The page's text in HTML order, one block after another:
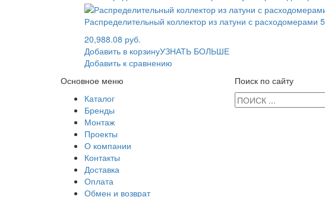
Распределительный коллектор из латуни с расходомерами
20,988.08 руб.
Добавить в корзинуУЗНАТЬ БОЛЬШЕ
Добавить к сравнению
Основное меню
Каталог
Бренды
Монтаж
Проекты
О компании
Контакты
Доставка
Оплата
Обмен и возврат
Поиск по сайту